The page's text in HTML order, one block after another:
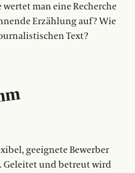
man eine Recherche
Erzählung auf? Wie
Text?
geeignete Bewerber
Geleitet und betreut wird